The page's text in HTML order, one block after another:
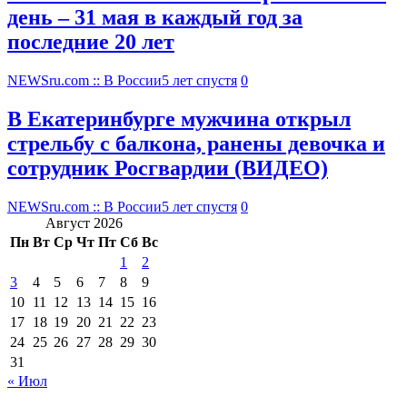
день – 31 мая в каждый год за
последние 20 лет
NEWSru.com :: В России5 лет спустя 0
В Екатеринбурге мужчина открыл
стрельбу с балкона, ранены девочка и
сотрудник Росгвардии (ВИДЕО)
NEWSru.com :: В России5 лет спустя 0
Август 2026
Пн Вт Ср Чт Пт Сб Вс
1
2
3
4 5 6 7 8
9
10 11 12 13 14 15 16
17 18 19 20 21 22 23
24 25 26 27 28 29 30
31
« Июл